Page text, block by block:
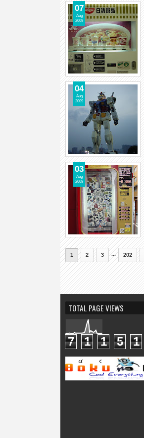
07
Aug
2009
04
Aug
2009
03
Aug
2009
1 2 3 ... 202
TOTAL PAGE VIEWS
7 1 1 5 1